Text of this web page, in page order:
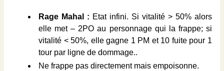
Rage Mahal : Etat infini. Si vitalité > 50% alors
elle met – 2PO au personnage qui la frappe; si
vitalité < 50%, elle gagne 1 PM et 10 fuite pour 1
tour par ligne de dommage..
Ne frappe pas directement mais empoisonne.